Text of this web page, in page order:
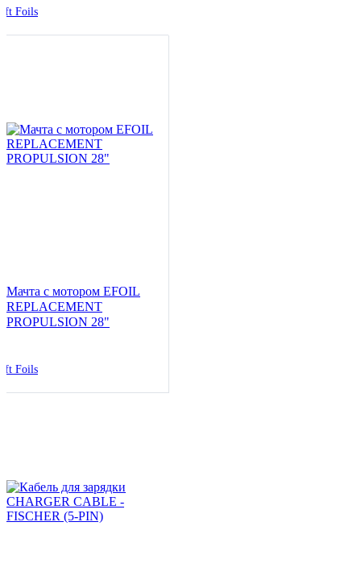
Foils
Мачта с мотором EFOIL
REPLACEMENT
PROPULSION 28"
Foils